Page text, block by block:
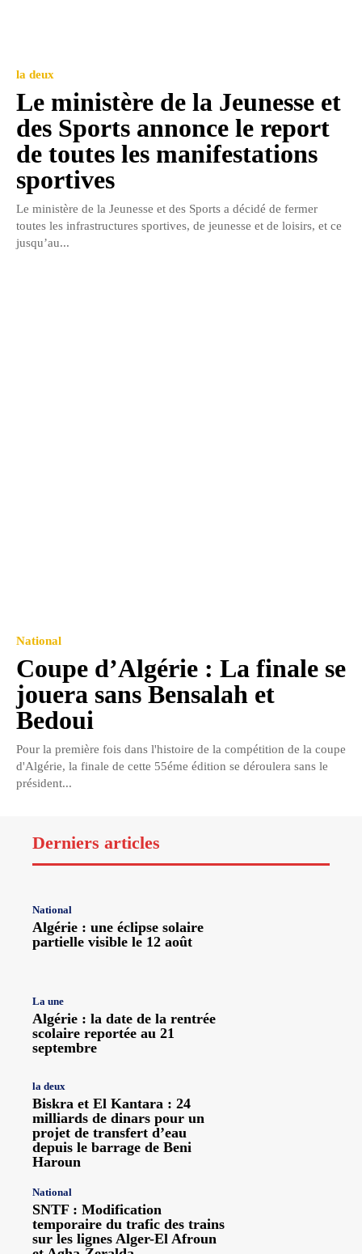
la deux
Le ministère de la Jeunesse et
des Sports annonce le report
de toutes les manifestations
sportives
Le ministère de la Jeunesse et des Sports a décidé de fermer
toutes les infrastructures sportives, de jeunesse et de loisirs, et ce
jusqu’au...
National
Coupe d’Algérie : La finale se
jouera sans Bensalah et
Bedoui
Pour la première fois dans l'histoire de la compétition de la coupe
d'Algérie, la finale de cette 55éme édition se déroulera sans le
président...
Derniers articles
National
Algérie : une éclipse solaire
partielle visible le 12 août
La une
Algérie : la date de la rentrée
scolaire reportée au 21
septembre
la deux
Biskra et El Kantara : 24
milliards de dinars pour un
projet de transfert d’eau
depuis le barrage de Beni
Haroun
National
SNTF : Modification
temporaire du trafic des trains
sur les lignes Alger-El Afroun